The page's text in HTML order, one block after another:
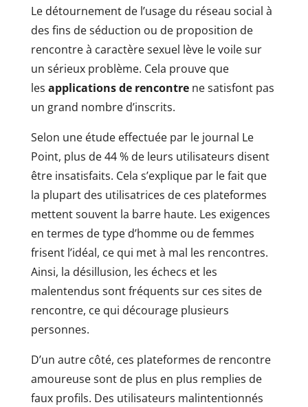
Le détournement de l’usage du réseau social à
des fins de séduction ou de proposition de
rencontre à caractère sexuel lève le voile sur
un sérieux problème. Cela prouve que
les applications de rencontrene satisfont pas
un grand nombre d’inscrits.
Selon une étude effectuée par le journal Le
Point, plus de 44 % de leurs utilisateurs disent
être insatisfaits. Cela s’explique par le fait que
la plupart des utilisatrices de ces plateformes
mettent souvent la barre haute. Les exigences
en termes de type d’homme ou de femmes
frisent l’idéal, ce qui met à mal les rencontres.
Ainsi, la désillusion, les échecs et les
malentendus sont fréquents sur ces sites de
rencontre, ce qui décourage plusieurs
personnes.
D’un autre côté, ces plateformes de rencontre
amoureuse sont de plus en plus remplies de
faux profils. Des utilisateurs malintentionnés